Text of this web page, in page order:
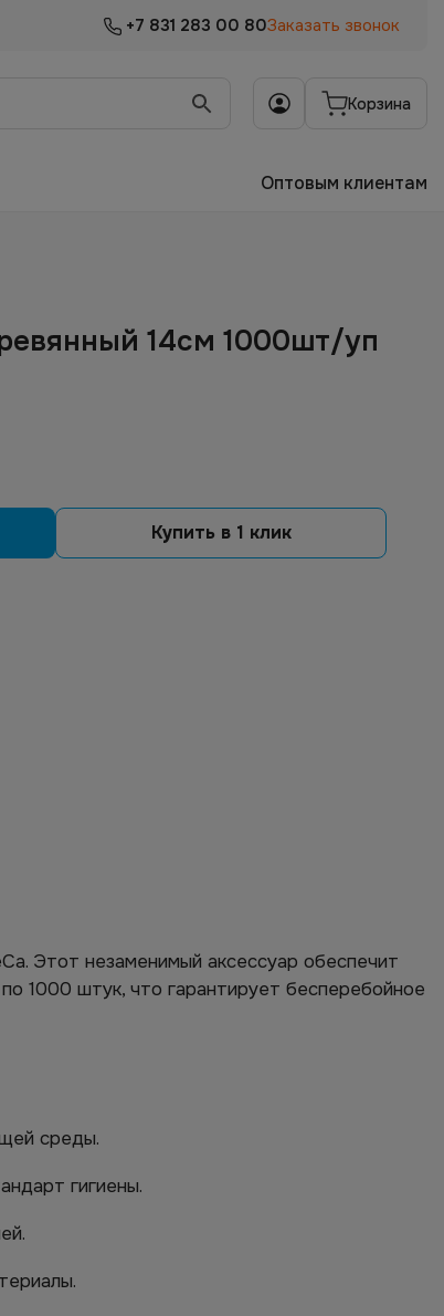
+7 831 283 00 80Заказать звонок
Корзина
Оптовым клиентам
14см 1000шт/уп
Купить в 1 клик
Этот незаменимый аксессуар обеспечит
1000 штук, что гарантирует бесперебойное
среды.
гигиены.